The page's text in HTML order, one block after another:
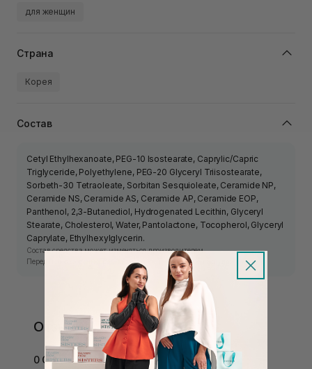
для женщин
Страна
Корея
Состав
Cetyl Ethylhexanoate, PEG-10 Isostearate, Caprylic/Capric
Triglyceride, Polyethylene, PEG-20 Glyceryl Triisostearate,
Sorbeth-30 Tetraoleate, Sorbitan Sesquioleate, Ceramide NP,
Ceramide NS, Ceramide AS, Ceramide AP, Ceramide EOP,
Panthenol, 2,3-Butanediol, Hydrogenated Lecithin, Glyceryl
Stearate, Cholesterol, Water, Pantolactone, Tocopherol, Glyceryl
Caprylate, Ethylhexylglycerin.
Состав средства может изменяться производителем.
Перед использованием ознакомьтесь с информацией на упаковке.
Отзывы
0 Отзывов